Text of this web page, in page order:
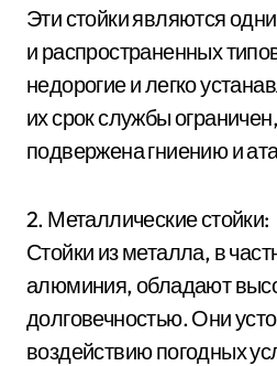
Эти стойки являются
и распространенных
недорогие и легко
их срок службы
подвержена гниению и
2. Металлические стойки:
Стойки из металла, в
алюминия, обладают
долговечностью. Они
воздействию погодных